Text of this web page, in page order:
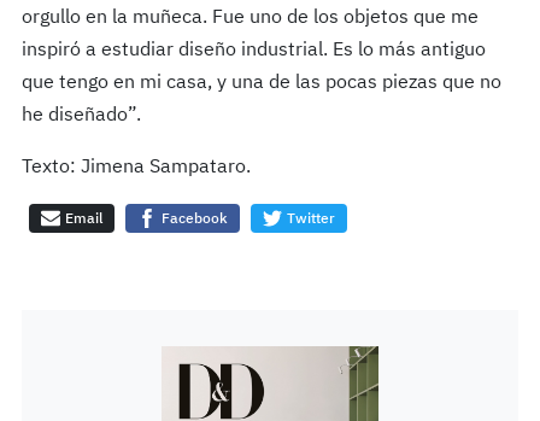
orgullo en la muñeca. Fue uno de los objetos que me
inspiró a estudiar diseño industrial. Es lo más antiguo
que tengo en mi casa, y una de las pocas piezas que no
he diseñado”.
Texto: Jimena Sampataro.
Email Facebook Twitter